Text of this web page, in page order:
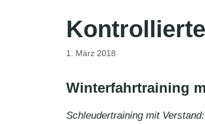
1. März 2018
Winterfahrtraining
Schleudertraining mit